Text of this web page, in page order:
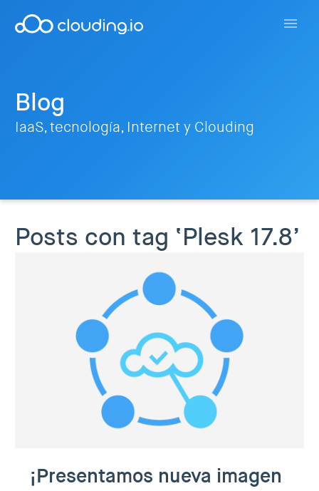
Blog
IaaS, tecnología, Internet y Clouding
Posts con tag ‘Plesk 17.8’
¡Presentamos nueva imagen